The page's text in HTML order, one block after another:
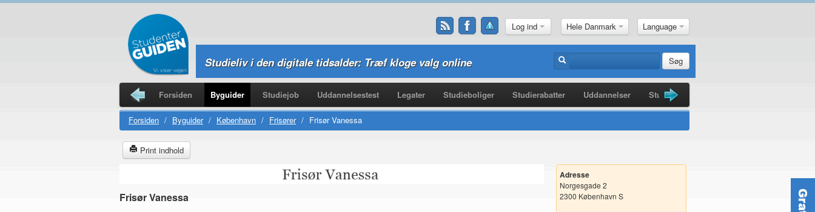
Log ind Hele Danmark Language
Studieliv i den digitale tidsalder: Træf kloge valg online Søg
Forsiden Byguider Studiejob Uddannelsestest Legater Studieboliger Studierabatter Uddannelser Studiebøger
Studierejser
Forsiden / Byguider / København / Frisører / Frisør Vanessa
Print indhold
Frisør Vanessa
Adresse
Norgesgade 2
2300 København S